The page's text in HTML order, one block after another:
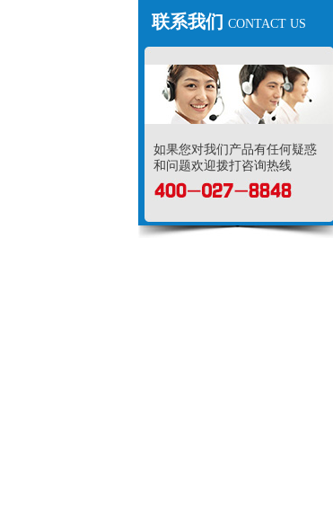
联系我们 CONTACT US
如果您对我们产品有任何疑惑
和问题欢迎拨打咨询热线